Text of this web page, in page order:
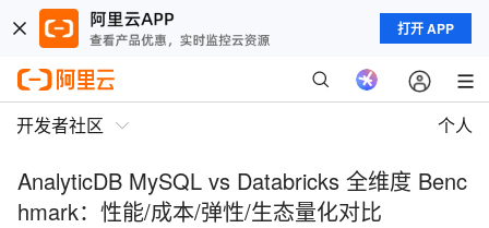
打开 APP
开发者社区 个人
AnalyticDB MySQL vs Databricks 全维度 Benc
hmark：性能/成本/弹性/生态量化对比